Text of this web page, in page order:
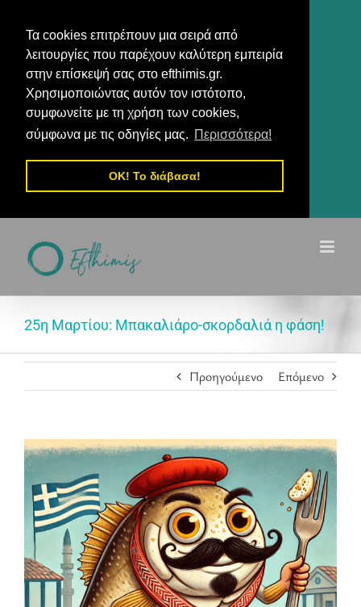
Τα cookies επιτρέπουν μια σειρά από
λειτουργίες που παρέχουν καλύτερη εμπειρία
στην επίσκεψή σας στο efthimis.gr.
Χρησιμοποιώντας αυτόν τον ιστότοπο,
συμφωνείτε με τη χρήση των cookies,
σύμφωνα με τις οδηγίες μας. Περισσότερα!
OK! Το διάβασα!
περιεχόμενο
25η Μαρτίου: Μπακαλιάρο-σκορδαλιά η φάση!
Προηγούμενο Επόμενο
Προβολή
μεγαλύτερης
εικόνας